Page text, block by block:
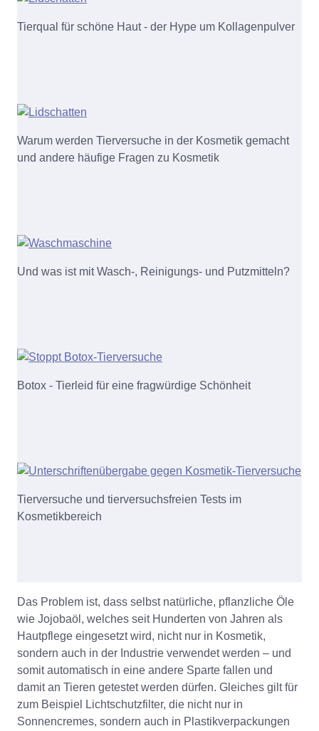
Tierqual für schöne Haut - der Hype um Kollagenpulver
Warum werden Tierversuche in der Kosmetik gemacht
und andere häufige Fragen zu Kosmetik
Und was ist mit Wasch-, Reinigungs- und Putzmitteln?
Botox - Tierleid für eine fragwürdige Schönheit
Tierversuche und tierversuchsfreien Tests im
Kosmetikbereich
Das Problem ist, dass selbst natürliche, pflanzliche Öle
wie Jojobaöl, welches seit Hunderten von Jahren als
Hautpflege eingesetzt wird, nicht nur in Kosmetik,
sondern auch in der Industrie verwendet werden – und
somit automatisch in eine andere Sparte fallen und
damit an Tieren getestet werden dürfen. Gleiches gilt für
zum Beispiel Lichtschutzfilter, die nicht nur in
Sonnencremes, sondern auch in Plastikverpackungen